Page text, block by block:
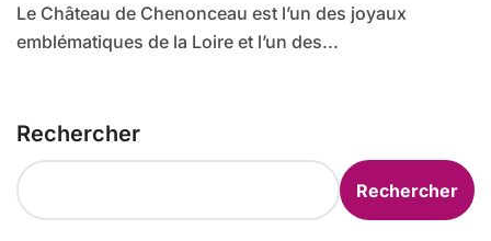
Le Château de Chenonceau est l’un des joyaux
emblématiques de la Loire et l’un des...
Rechercher
Rechercher